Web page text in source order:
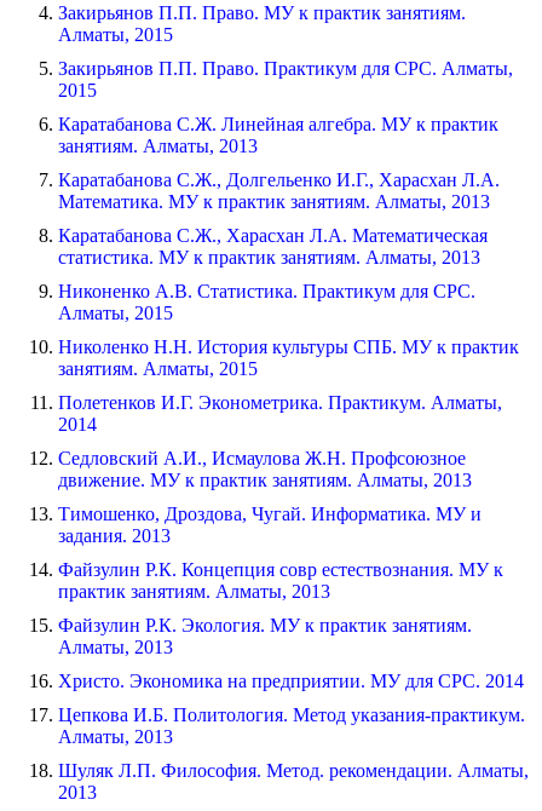
Закирьянов П.П. Право. МУ к практик занятиям.
Алматы, 2015
Закирьянов П.П. Право. Практикум для СРС. Алматы,
2015
Каратабанова С.Ж. Линейная алгебра. МУ к практик
занятиям. Алматы, 2013
Каратабанова С.Ж., Долгельенко И.Г., Харасхан Л.А.
Математика. МУ к практик занятиям. Алматы, 2013
Каратабанова С.Ж., Харасхан Л.А. Математическая
статистика. МУ к практик занятиям. Алматы, 2013
Никоненко А.В. Статистика. Практикум для СРС.
Алматы, 2015
Николенко Н.Н. История культуры СПБ. МУ к практик
занятиям. Алматы, 2015
Полетенков И.Г. Эконометрика. Практикум. Алматы,
2014
Седловский А.И., Исмаулова Ж.Н. Профсоюзное
движение. МУ к практик занятиям. Алматы, 2013
Тимошенко, Дроздова, Чугай. Информатика. МУ и
задания. 2013
Файзулин Р.К. Концепция совр естествознания. МУ к
практик занятиям. Алматы, 2013
Файзулин Р.К. Экология. МУ к практик занятиям.
Алматы, 2013
Христо. Экономика на предприятии. МУ для СРС. 2014
Цепкова И.Б. Политология. Метод указания-практикум.
Алматы, 2013
Шуляк Л.П. Философия. Метод. рекомендации. Алматы,
2013